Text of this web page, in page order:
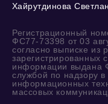
Хайрутдинова
Регистрационный
ФС77-73398 от 03
согласно выписке из
зарегистрированных
информации выдана
службой по надзору в
информационных
массовых